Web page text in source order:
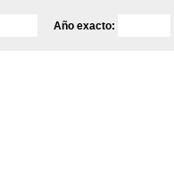
Año exacto: